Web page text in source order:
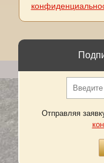
Отправляя